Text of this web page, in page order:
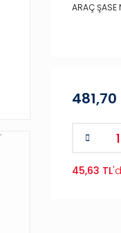
ARAÇ ŞASE
481,70
45,63 TL